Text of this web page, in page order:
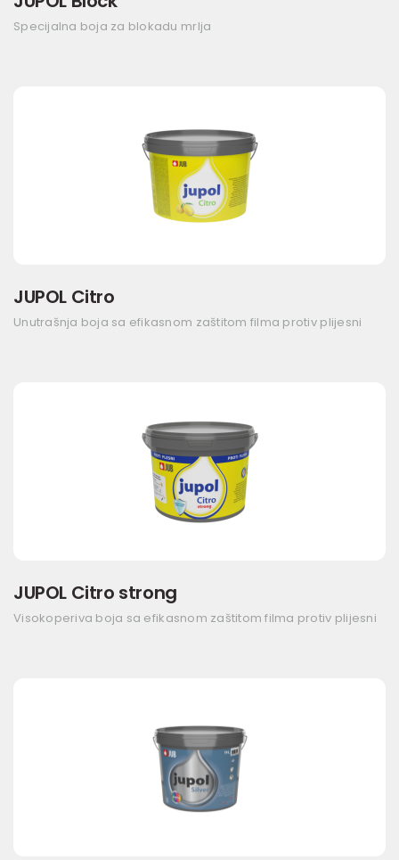
Specijalna boja za blokadu mrlja
JUPOL Citro
Unutrašnja boja sa efikasnom zaštitom filma protiv plijesni
JUPOL Citro strong
Visokoperiva boja sa efikasnom zaštitom filma protiv plijesni